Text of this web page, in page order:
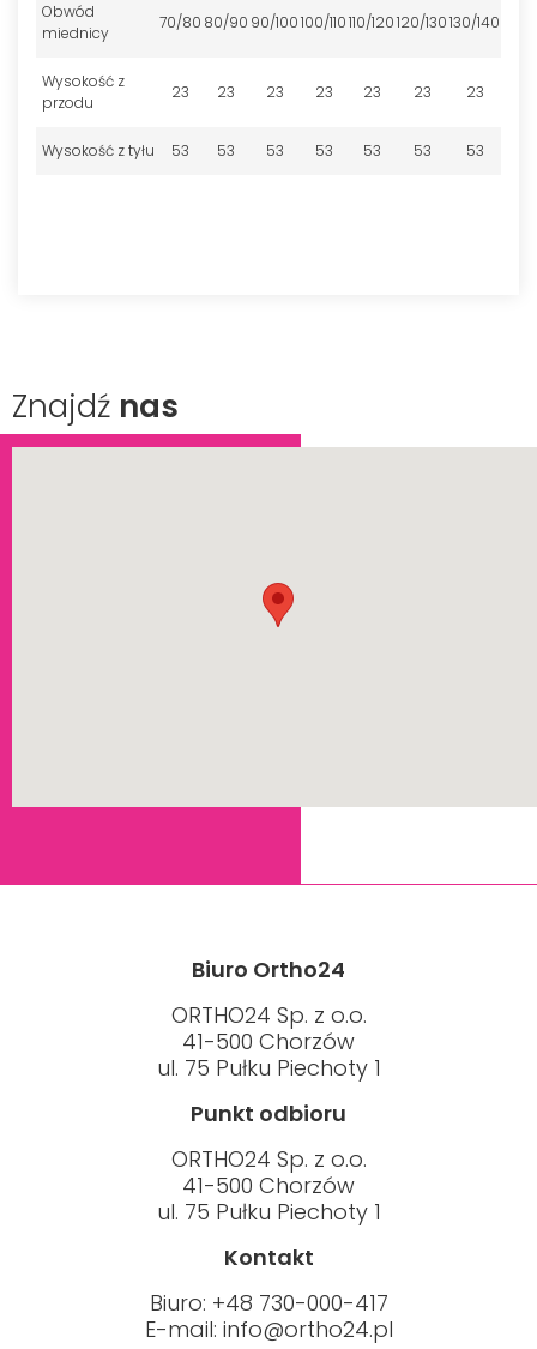
Obwód
miednicy
70/80 80/90 90/100100/110110/120120/130130/140
Wysokość z
przodu
23 23 23 23 23 23 23
Wysokość z tyłu 53 53 53 53 53 53 53
Znajdź nas
Biuro Ortho24
ORTHO24 Sp. z o.o.
41-500 Chorzów
ul. 75 Pułku Piechoty 1
Punkt odbioru
ORTHO24 Sp. z o.o.
41-500 Chorzów
ul. 75 Pułku Piechoty 1
Kontakt
Biuro: +48 730-000-417
E-mail: info@ortho24.pl